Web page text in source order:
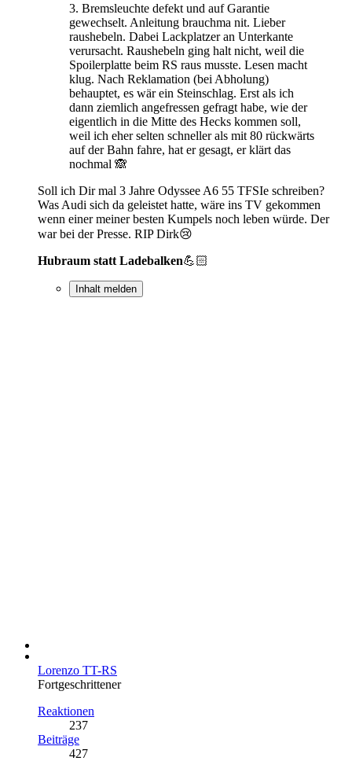
3. Bremsleuchte defekt und auf Garantie
gewechselt. Anleitung brauchma nit. Lieber
raushebeln. Dabei Lackplatzer an Unterkante
verursacht. Raushebeln ging halt nicht, weil die
Spoilerplatte beim RS raus musste. Lesen macht
klug. Nach Reklamation (bei Abholung)
behauptet, es wär ein Steinschlag. Erst als ich
dann ziemlich angefressen gefragt habe, wie der
eigentlich in die Mitte des Hecks kommen soll,
weil ich eher selten schneller als mit 80 rückwärts
auf der Bahn fahre, hat er gesagt, er klärt das
nochmal 🙈
Soll ich Dir mal 3 Jahre Odyssee A6 55 TFSIe schreiben?
Was Audi sich da geleistet hatte, wäre ins TV gekommen
wenn einer meiner besten Kumpels noch leben würde. Der
war bei der Presse. RIP Dirk😢
Hubraum statt Ladebalken💪🏻
Inhalt melden
Lorenzo TT-RS
Fortgeschrittener
Reaktionen
237
Beiträge
427